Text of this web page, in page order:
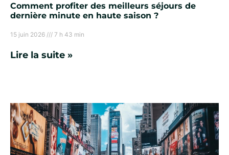
Comment profiter des meilleurs séjours de
dernière minute en haute saison ?
15 juin 2026 7 h 43 min
Lire la suite »